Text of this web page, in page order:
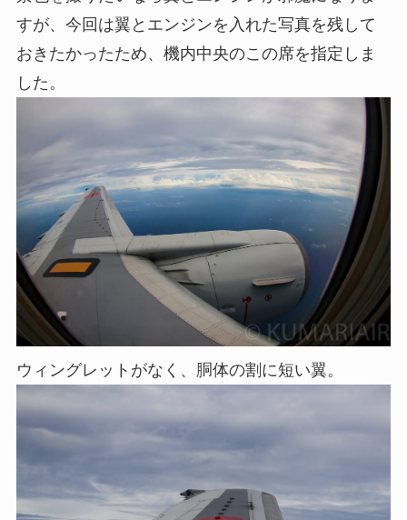
すが、今回は翼とエンジンを入れた写真を残して
おきたかったため、機内中央のこの席を指定しま
した。
ウィングレットがなく、胴体の割に短い翼。